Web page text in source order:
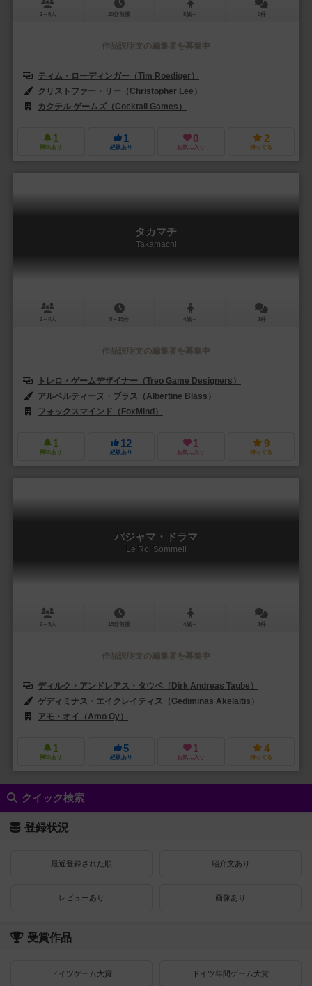
2～6人 20分前後 8歳～ 0件
作品説明文の編集者を募集中
ティム・ローディンガー（Tim Roediger）
クリストファー・リー（Christopher Lee）
カクテル ゲームズ（Cocktail Games）
1
興味あり
1
経験あり
0
お気に入り
2
持ってる
タカマチ
Takamachi
2～4人 5～15分 4歳～ 1件
作品説明文の編集者を募集中
トレロ・ゲームデザイナー（Treo Game Designers）
アルベルティーヌ・ブラス（Albertine Blass）
フォックスマインド（FoxMind）
1
興味あり
12
経験あり
1
お気に入り
9
持ってる
パジャマ・ドラマ
Le Roi Sommeil
2～5人 15分前後 4歳～ 1件
作品説明文の編集者を募集中
ディルク・アンドレアス・タウベ（Dirk Andreas Taube）
ゲディミナス・エイクレイティス（Gediminas Akelaitis）
アモ・オイ（Amo Oy）
1
興味あり
5
経験あり
1
お気に入り
4
持ってる
クイック検索
登録状況
最近登録された順 紹介文あり
レビューあり 画像あり
受賞作品
ドイツゲーム大賞 ドイツ年間ゲーム大賞